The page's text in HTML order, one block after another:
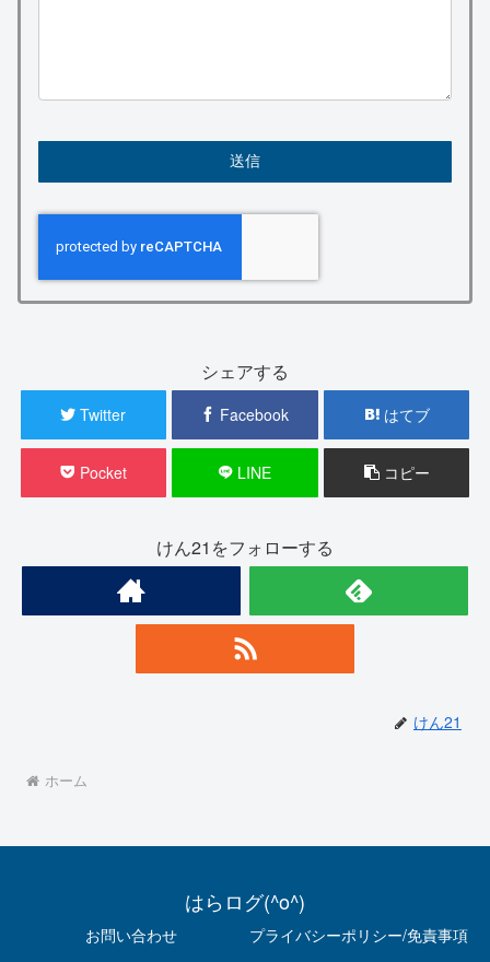
シェアする
Twitter Facebook はてブ
Pocket LINE コピー
けん21をフォローする
けん21
ホーム
はらログ(^o^)
お問い合わせ
プライバシーポリシー/免責事項